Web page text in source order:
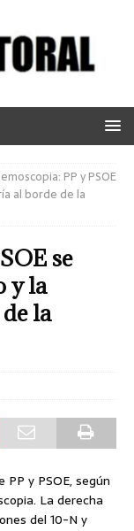
PP y PSOE
al borde de la
se
y la
la
y PSOE, según
La derecha
del 10-N y